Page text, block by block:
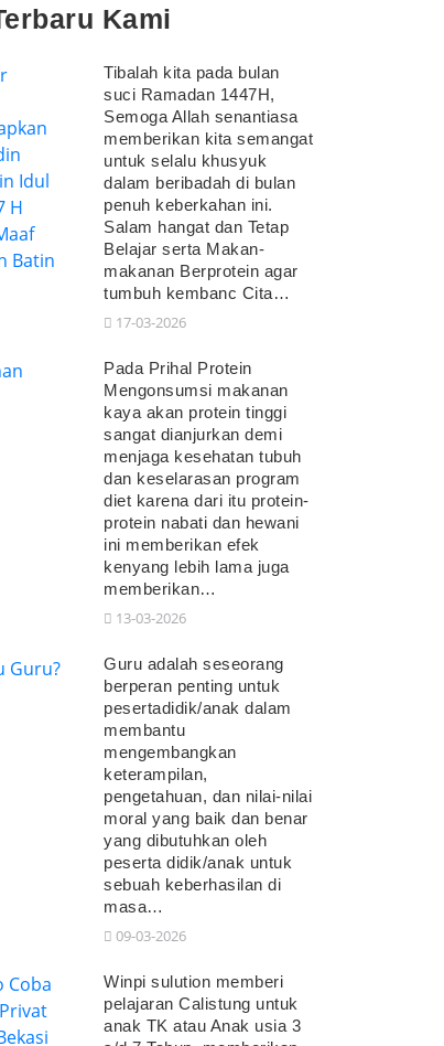
Kami
Tibalah kita pada bulan
suci Ramadan 1447H,
Semoga Allah senantiasa
memberikan kita semangat
untuk selalu khusyuk
dalam beribadah di bulan
penuh keberkahan ini.
Salam hangat dan Tetap
Belajar serta Makan-
makanan Berprotein agar
tumbuh kembanc Cita…
17-03-2026
Pada Prihal Protein
Mengonsumsi makanan
kaya akan protein tinggi
sangat dianjurkan demi
menjaga kesehatan tubuh
dan keselarasan program
diet karena dari itu protein-
protein nabati dan hewani
ini memberikan efek
kenyang lebih lama juga
memberikan…
13-03-2026
Guru adalah seseorang
berperan penting untuk
pesertadidik/anak dalam
membantu
mengembangkan
keterampilan,
pengetahuan, dan nilai-nilai
moral yang baik dan benar
yang dibutuhkan oleh
peserta didik/anak untuk
sebuah keberhasilan di
masa…
09-03-2026
Winpi sulution memberi
pelajaran Calistung untuk
anak TK atau Anak usia 3